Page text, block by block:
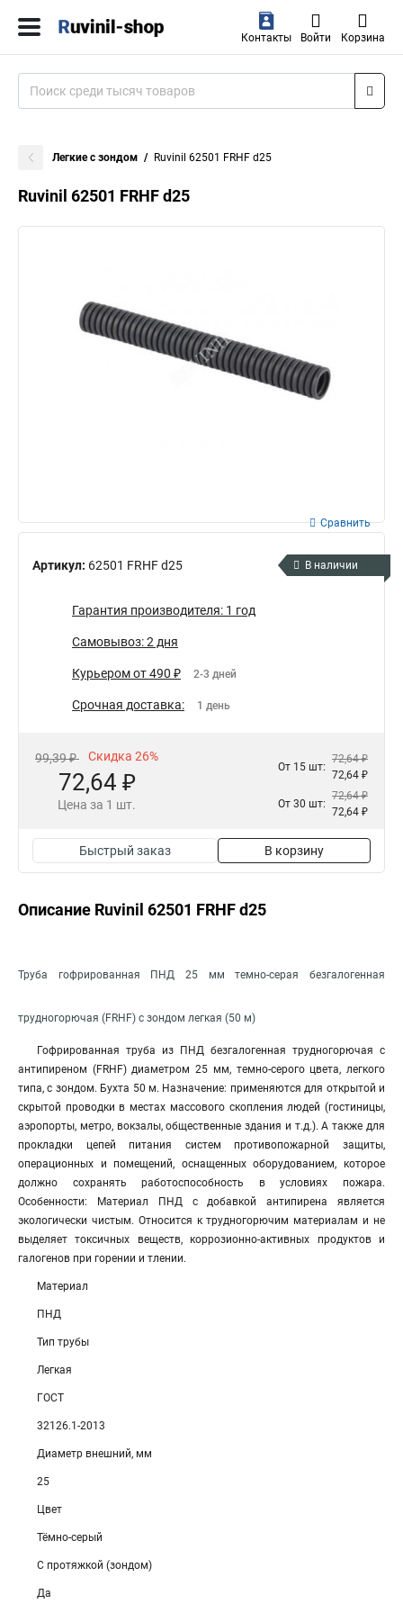
Контакты Войти Корзина
Легкие с зондом Ruvinil 62501 FRHF d25
Ruvinil 62501 FRHF d25
Артикул: 62501 FRHF d25
Сравнить
В наличии
Гарантия производителя: 1 год
Самовывоз: 2 дня
Курьером от 490 ₽ 2-3 дней
Срочная доставка: 1 день
99,39 ₽ Скидка 26%
72,64 ₽
Цена за 1 шт.
От 15 шт:
72,64 ₽
72,64 ₽
От 30 шт:
72,64 ₽
72,64 ₽
Быстрый заказ В корзину
Описание Ruvinil 62501 FRHF d25
Труба гофрированная ПНД 25 мм темно-серая безгалогенная
трудногорючая (FRHF) с зондом легкая (50 м)
Гофрированная труба из ПНД безгалогенная трудногорючая с
антипиреном (FRHF) диаметром 25 мм, темно-серого цвета, легкого
типа, с зондом. Бухта 50 м. Назначение: применяются для открытой и
скрытой проводки в местах массового скопления людей (гостиницы,
аэропорты, метро, вокзалы, общественные здания и т.д.). А также для
прокладки цепей питания систем противопожарной защиты,
операционных и помещений, оснащенных оборудованием, которое
должно сохранять работоспособность в условиях пожара.
Особенности: Материал ПНД с добавкой антипирена является
экологически чистым. Относится к трудногорючим материалам и не
выделяет токсичных веществ, коррозионно-активных продуктов и
галогенов при горении и тлении.
Материал
ПНД
Тип трубы
Легкая
ГОСТ
32126.1-2013
Диаметр внешний, мм
25
Цвет
Тёмно-серый
С протяжкой (зондом)
Да